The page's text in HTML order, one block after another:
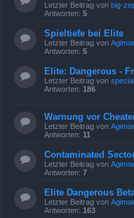
Letzter Beitrag von big-
Antworten: 5
Spieltiefe bei Elite
Letzter Beitrag von
Antworten: 5
Elite: Dangerous -
Letzter Beitrag von
Antworten: 186
Warnung vor
Letzter Beitrag von
Antworten: 11
Contaminated
Letzter Beitrag von
Antworten: 7
Elite Dangerous
Letzter Beitrag von
Antworten: 163